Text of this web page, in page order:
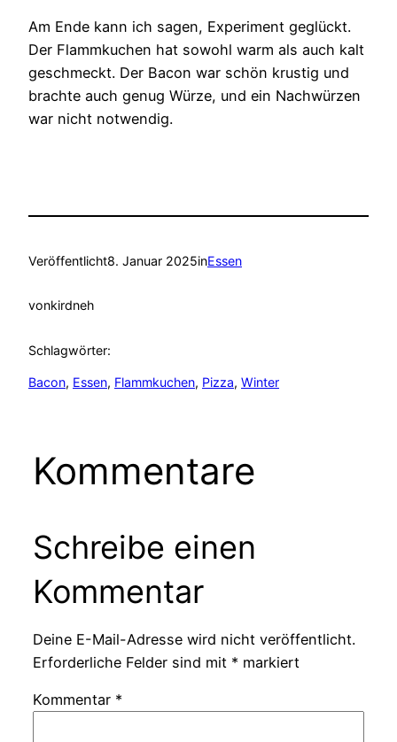
Am Ende kann ich sagen, Experiment geglückt.
Der Flammkuchen hat sowohl warm als auch kalt
geschmeckt. Der Bacon war schön krustig und
brachte auch genug Würze, und ein Nachwürzen
war nicht notwendig.
Veröffentlicht8. Januar 2025inEssen
vonkirdneh
Schlagwörter:
Bacon, Essen, Flammkuchen, Pizza, Winter
Kommentare
Schreibe einen
Kommentar
Deine E-Mail-Adresse wird nicht veröffentlicht.
Erforderliche Felder sind mit * markiert
Kommentar *